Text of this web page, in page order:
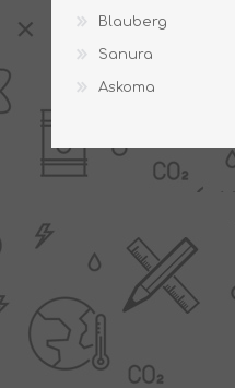
Zonneboiler
THERMISCHE
INFRAROOD
Blauberg
Sanura
Askoma